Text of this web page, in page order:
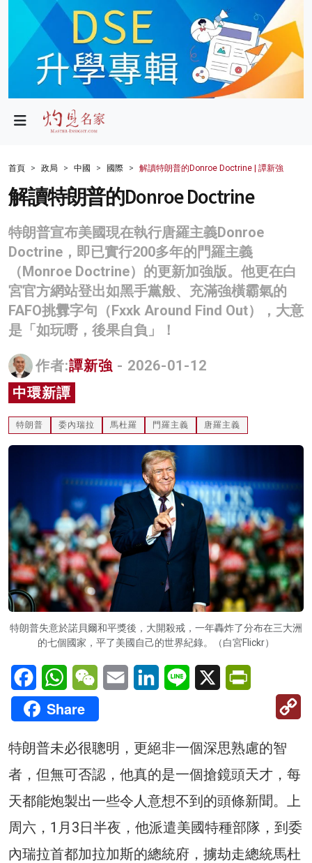
政局
財經
生活
商業
科技
影片
名家榜
灼見活動
關於我們
首頁 政局 中國 國際 解讀特朗普的Donroe Doctrine | 譚新強
解讀特朗普的Donroe Doctrine
特朗普宣布美國現在執行唐羅主義Donroe
Doctrine，即已實行200多年的門羅主義
（Monroe Doctrine）的更新加強版。他更在白
宮官方網站登出如黑手黨般、充滿強橫霸氣的
FAFO挑釁字句（Fxxk Around Find Out），大意
是「如玩嘢，後果自負」！
作者:譚新強 - 2026-01-12
中環新譚
特朗普 委內瑞拉 馬杜羅 門羅主義 唐羅主義
特朗普失意於諾貝爾和平獎後，大開殺戒，一年轟炸了分布在三大洲
的七個國家，平了美國自己的世界紀錄。（白宮Flickr）
FacebookWhatsAppWeChatEmail LinkedInLine X
Share
特朗普未必很聰明，更絕非一個深思熟慮的智
者，但無可否認，他真的是一個搶鏡頭天才，每
天都能炮製出一些令人意想不到的頭條新聞。上
周六，1月3日半夜，他派遣美國特種部隊，到委
內瑞拉首都加拉加斯的總統府，擄劫走總統馬杜